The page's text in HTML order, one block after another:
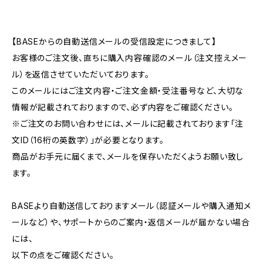
【BASEからの自動送信メールの受信設定につきまして】
お客様のご注文後、直ちに購入内容確認のメール（注文控えメー
ル）を返信させていただいております。
このメールにはご注文内容・ご注文金額・受注番号など、大切な
情報が記載されておりますので、必ず内容をご確認ください。
※ご注文のお問い合わせには、メールに記載されております「注
文ID（16桁の英数字）」が必要となります。
商品がお手元に届くまで、メールを保存いただくようお願い致し
ます。
BASEより自動送信しておりますメール（認証メールや購入通知メ
ールなど）や、サポートからのご案内・返信メールが届かない場合
には、
以下の点をご確認ください。